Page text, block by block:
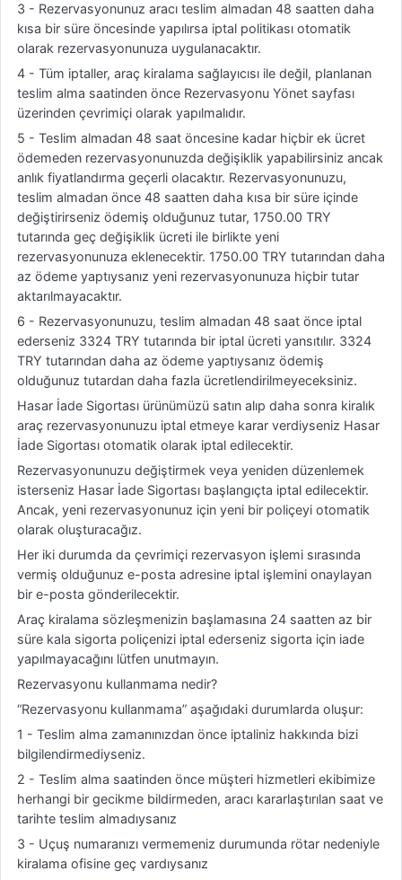
3 - Rezervasyonunuz aracı teslim almadan 48 saatten daha
kısa bir süre öncesinde yapılırsa iptal politikası otomatik
olarak rezervasyonunuza uygulanacaktır.
4 - Tüm iptaller, araç kiralama sağlayıcısı ile değil, planlanan
teslim alma saatinden önce Rezervasyonu Yönet sayfası
üzerinden çevrimiçi olarak yapılmalıdır.
5 - Teslim almadan 48 saat öncesine kadar hiçbir ek ücret
ödemeden rezervasyonunuzda değişiklik yapabilirsiniz ancak
anlık fiyatlandırma geçerli olacaktır. Rezervasyonunuzu,
teslim almadan önce 48 saatten daha kısa bir süre içinde
değiştirirseniz ödemiş olduğunuz tutar, 1750.00 TRY
tutarında geç değişiklik ücreti ile birlikte yeni
rezervasyonunuza eklenecektir. 1750.00 TRY tutarından daha
az ödeme yaptıysanız yeni rezervasyonunuza hiçbir tutar
aktarılmayacaktır.
6 - Rezervasyonunuzu, teslim almadan 48 saat önce iptal
ederseniz 3324 TRY tutarında bir iptal ücreti yansıtılır. 3324
TRY tutarından daha az ödeme yaptıysanız ödemiş
olduğunuz tutardan daha fazla ücretlendirilmeyeceksiniz.
Hasar İade Sigortası ürünümüzü satın alıp daha sonra kiralık
araç rezervasyonunuzu iptal etmeye karar verdiyseniz Hasar
İade Sigortası otomatik olarak iptal edilecektir.
Rezervasyonunuzu değiştirmek veya yeniden düzenlemek
isterseniz Hasar İade Sigortası başlangıçta iptal edilecektir.
Ancak, yeni rezervasyonunuz için yeni bir poliçeyi otomatik
olarak oluşturacağız.
Her iki durumda da çevrimiçi rezervasyon işlemi sırasında
vermiş olduğunuz e-posta adresine iptal işlemini onaylayan
bir e-posta gönderilecektir.
Araç kiralama sözleşmenizin başlamasına 24 saatten az bir
süre kala sigorta poliçenizi iptal ederseniz sigorta için iade
yapılmayacağını lütfen unutmayın.
Rezervasyonu kullanmama nedir?
“Rezervasyonu kullanmama” aşağıdaki durumlarda oluşur:
1 - Teslim alma zamanınızdan önce iptaliniz hakkında bizi
bilgilendirmediyseniz.
2 - Teslim alma saatinden önce müşteri hizmetleri ekibimize
herhangi bir gecikme bildirmeden, aracı kararlaştırılan saat ve
tarihte teslim almadıysanız
3 - Uçuş numaranızı vermemeniz durumunda rötar nedeniyle
kiralama ofisine geç vardıysanız